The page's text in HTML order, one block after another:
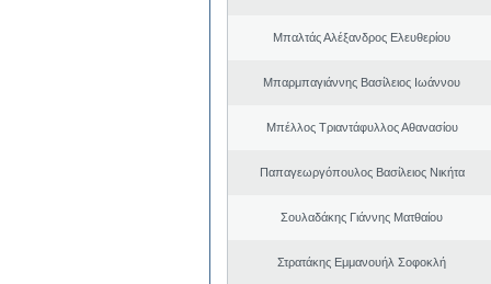
Μπαλτάς Αλέξανδρος Ελευθερίου
Μπαρμπαγιάννης Βασίλειος Ιωάννου
Μπέλλος Τριαντάφυλλος Αθανασίου
Παπαγεωργόπουλος Βασίλειος Νικήτα
Σουλαδάκης Γιάννης Ματθαίου
Στρατάκης Εμμανουήλ Σοφοκλή